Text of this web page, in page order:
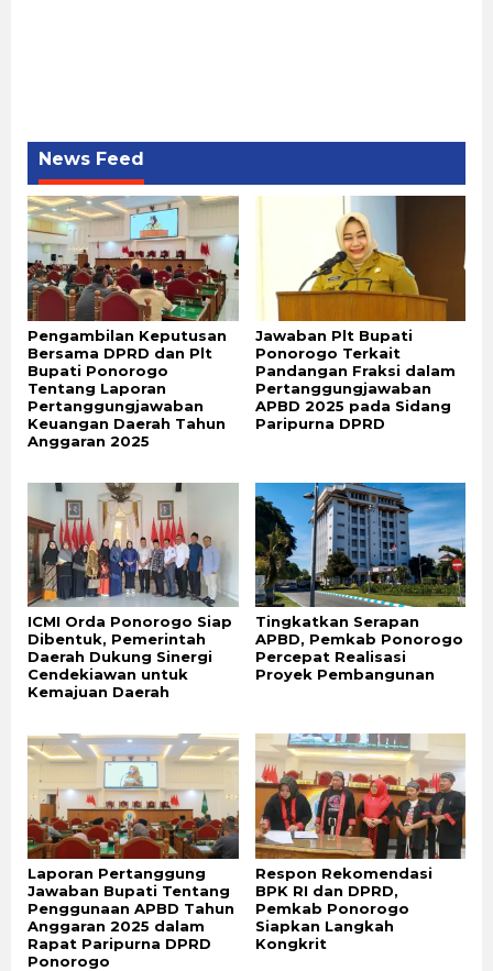
News Feed
Pengambilan Keputusan
Bersama DPRD dan Plt
Bupati Ponorogo
Tentang Laporan
Pertanggungjawaban
Keuangan Daerah Tahun
Anggaran 2025
Jawaban Plt Bupati
Ponorogo Terkait
Pandangan Fraksi dalam
Pertanggungjawaban
APBD 2025 pada Sidang
Paripurna DPRD
ICMI Orda Ponorogo Siap
Dibentuk, Pemerintah
Daerah Dukung Sinergi
Cendekiawan untuk
Kemajuan Daerah
Tingkatkan Serapan
APBD, Pemkab Ponorogo
Percepat Realisasi
Proyek Pembangunan
Laporan Pertanggung
Jawaban Bupati Tentang
Penggunaan APBD Tahun
Anggaran 2025 dalam
Rapat Paripurna DPRD
Ponorogo
Respon Rekomendasi
BPK RI dan DPRD,
Pemkab Ponorogo
Siapkan Langkah
Kongkrit